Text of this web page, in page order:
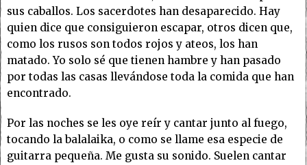
sus caballos. Los sacerdotes han desaparecido. Hay
quien dice que consiguieron escapar, otros dicen que,
como los rusos son todos rojos y ateos, los han
matado. Yo solo sé que tienen hambre y han pasado
por todas las casas llevándose toda la comida que han
encontrado.
Por las noches se les oye reír y cantar junto al fuego,
tocando la balalaika, o como se llame esa especie de
guitarra pequeña. Me gusta su sonido. Suelen cantar